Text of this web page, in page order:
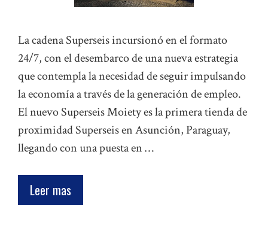
La cadena Superseis incursionó en el formato
24/7, con el desembarco de una nueva estrategia
que contempla la necesidad de seguir impulsando
la economía a través de la generación de empleo.
El nuevo Superseis Moiety es la primera tienda de
proximidad Superseis en Asunción, Paraguay,
llegando con una puesta en …
Leer mas